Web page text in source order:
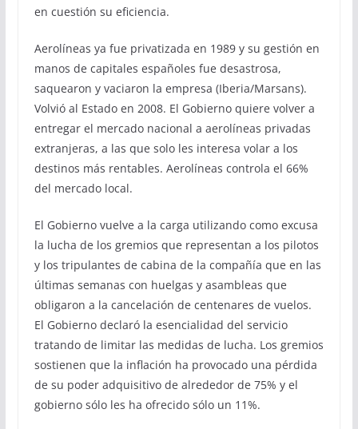
en cuestión su eficiencia.
Aerolíneas ya fue privatizada en 1989 y su gestión en
manos de capitales españoles fue desastrosa,
saquearon y vaciaron la empresa (Iberia/Marsans).
Volvió al Estado en 2008. El Gobierno quiere volver a
entregar el mercado nacional a aerolíneas privadas
extranjeras, a las que solo les interesa volar a los
destinos más rentables. Aerolíneas controla el 66%
del mercado local.
El Gobierno vuelve a la carga utilizando como excusa
la lucha de los gremios que representan a los pilotos
y los tripulantes de cabina de la compañía que en las
últimas semanas con huelgas y asambleas que
obligaron a la cancelación de centenares de vuelos.
El Gobierno declaró la esencialidad del servicio
tratando de limitar las medidas de lucha. Los gremios
sostienen que la inflación ha provocado una pérdida
de su poder adquisitivo de alrededor de 75% y el
gobierno sólo les ha ofrecido sólo un 11%.